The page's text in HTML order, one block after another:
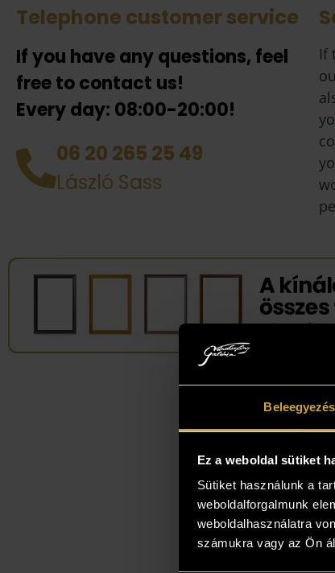
Beleegyezés
Ez a weboldal sütiket
Sütiket használunk a
weboldalforgalmunk
weboldalhasználatra
számukra vagy az Ön
Telephone customer service
If you have any questions, feel
free to contact us!
Every day: 08:00-20:00!
06 20 265 25 49
László Sass
If